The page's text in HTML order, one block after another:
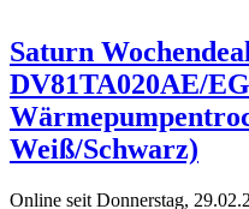
Saturn
DV81TA020AE/EG
Weiß/Schwarz)
Online seit Donnerstag,